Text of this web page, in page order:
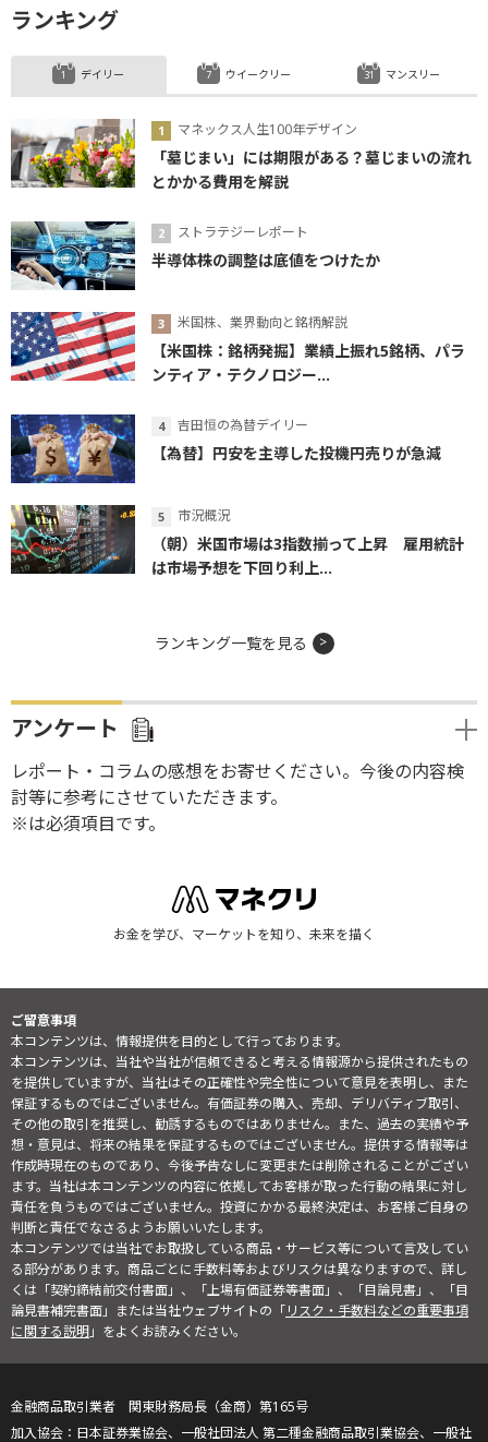
ランキング
デイリー
マネックス人生100年デザイン
「墓じまい」には期限がある？墓じまいの流れ
とかかる費用を解説
ストラテジーレポート
半導体株の調整は底値をつけたか
米国株、業界動向と銘柄解説
【米国株：銘柄発掘】業績上振れ5銘柄、パラ
ンティア・テクノロジー...
吉田恒の為替デイリー
【為替】円安を主導した投機円売りが急減
市況概況
（朝）米国市場は3指数揃って上昇 雇用統計
は市場予想を下回り利上...
ウイークリー マンスリー
ランキング一覧を見る
アンケート
レポート・コラムの感想をお寄せください。今後の内容検
討等に参考にさせていただきます。
※は必須項目です。
お金を学び、マーケットを知り、未来を描く
ご留意事項
本コンテンツは、情報提供を目的として行っております。
本コンテンツは、当社や当社が信頼できると考える情報源から提供されたもの
を提供していますが、当社はその正確性や完全性について意見を表明し、また
保証するものではございません。有価証券の購入、売却、デリバティブ取引、
その他の取引を推奨し、勧誘するものではありません。また、過去の実績や予
想・意見は、将来の結果を保証するものではございません。提供する情報等は
作成時現在のものであり、今後予告なしに変更または削除されることがござい
ます。当社は本コンテンツの内容に依拠してお客様が取った行動の結果に対し
責任を負うものではございません。投資にかかる最終決定は、お客様ご自身の
判断と責任でなさるようお願いいたします。
本コンテンツでは当社でお取扱している商品・サービス等について言及してい
る部分があります。商品ごとに手数料等およびリスクは異なりますので、詳し
くは「契約締結前交付書面」、「上場有価証券等書面」、「目論見書」、「目
論見書補完書面」または当社ウェブサイトの「リスク・手数料などの重要事項
に関する説明」をよくお読みください。
金融商品取引業者 関東財務局長（金商）第165号
日本証券業協会、一般社団法人 第二種金融商品取引業協会、一般社